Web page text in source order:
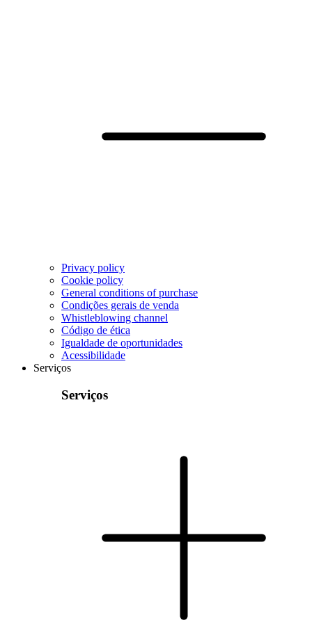
Privacy policy
Cookie policy
General conditions of purchase
Condições gerais de venda
Whistleblowing channel
Código de ética
Igualdade de oportunidades
Acessibilidade
Serviços
Serviços